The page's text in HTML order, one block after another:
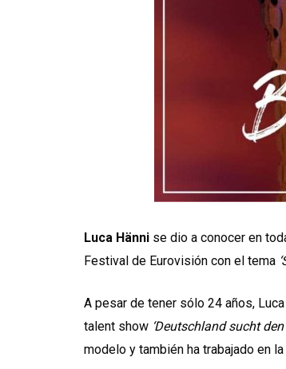
Luca Hänni se dio a conocer en
Festival de Eurovisión con el tema
A pesar de tener sólo 24 años,
talent show ‘Deutschland sucht den
modelo y también ha trabajado en